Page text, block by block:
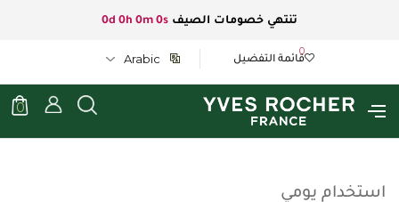
تنتهي خصومات الصيف 0d 0h 0m 0s
0
قائمة التفضيل Arabic
0
استخدام يومي